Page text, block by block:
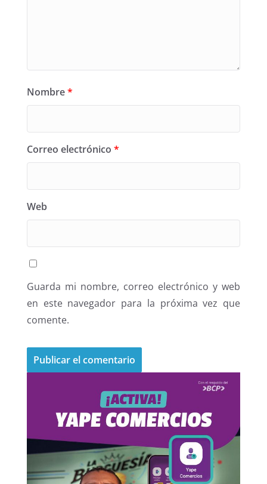
Nombre*
Correo electrónico *
Web
Guarda mi nombre, correo electrónico y web
en este navegador para la próxima vez que
comente.